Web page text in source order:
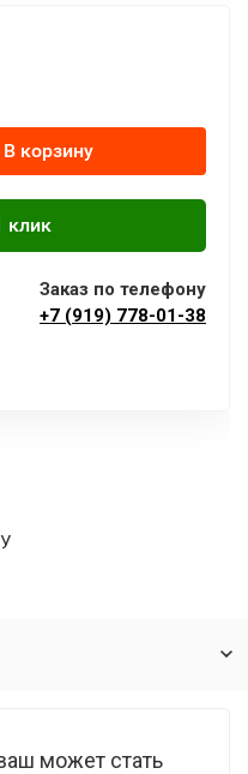
В корзину
Заказ по телефону
+7 (919) 778-01-38
может стать